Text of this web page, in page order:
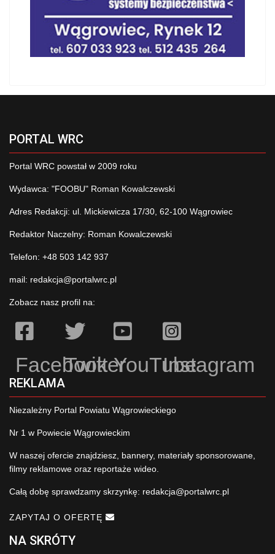
PORTAL WRC
Portal WRC powstał w 2009 roku
Wydawca: "FOOBU" Roman Kowalczewski
Adres Redakcji: ul. Mickiewicza 17/30, 62-100 Wągrowiec
Redaktor Naczelny: Roman Kowalczewski
Telefon: +48 503 142 937
mail: redakcja@portalwrc.pl
Zobacz nasz profil na:
Facebook
TwitterYouTubeInstagram
REKLAMA
Niezależny Portal Powiatu Wągrowieckiego
Nr 1 w Powiecie Wągrowieckim
W naszej ofercie znajdziesz, bannery, materiały sponsorowane,
filmy reklamowe oraz reportaże wideo.
Całą dobę sprawdzamy skrzynkę: redakcja@portalwrc.pl
ZAPYTAJ O OFERTĘ
NA SKRÓTY